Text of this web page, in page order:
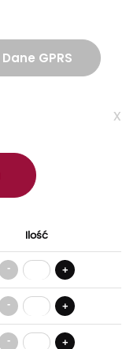
Dane GPRS
x
Ilość
- +
- +
- +